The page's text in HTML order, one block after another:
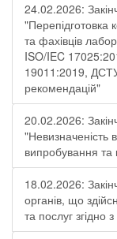
24.02.2026:
"Перепідготовка
та фахівців
ISO/IEC
19011:2019,
рекомендацій"
20.02.2026:
"Невизначеність
випробування та
18.02.2026:
органів, що
та послуг